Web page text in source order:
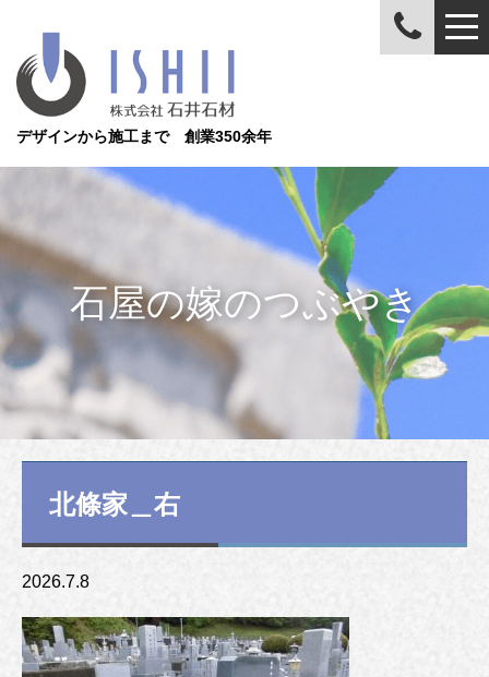
デザインから施工まで 創業350余年
石屋の嫁のつぶやき
北條家＿右
2026.7.8